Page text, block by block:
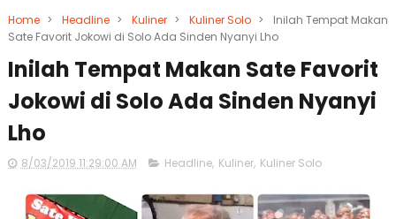
Home > Headline > Kuliner > Kuliner Solo >
Inilah Tempat Makan
Sate Favorit Jokowi di Solo Ada Sinden Nyanyi Lho
Inilah Tempat Makan Sate Favorit
Jokowi di Solo Ada Sinden Nyanyi
Lho
8/03/2019 11:29:00 AM Headline, Kuliner, Kuliner Solo